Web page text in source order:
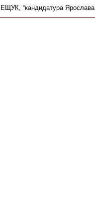
“кандидатура